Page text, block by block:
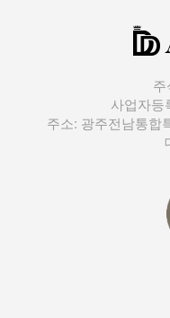
사업자등
주소: 광주전남통합